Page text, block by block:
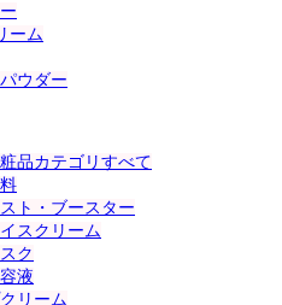
ーム
ウダー
品カテゴリすべて
ト・ブースター
スクリーム
ク
液
リーム